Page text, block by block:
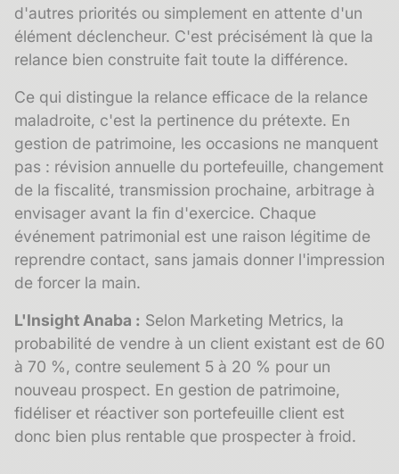
d'autres priorités ou simplement en attente d'un
élément déclencheur. C'est précisément là que la
relance bien construite fait toute la différence.
Ce qui distingue la relance efficace de la relance
maladroite, c'est la pertinence du prétexte. En
gestion de patrimoine, les occasions ne manquent
pas : révision annuelle du portefeuille, changement
de la fiscalité, transmission prochaine, arbitrage à
envisager avant la fin d'exercice. Chaque
événement patrimonial est une raison légitime de
reprendre contact, sans jamais donner l'impression
de forcer la main.
L'Insight Anaba : Selon Marketing Metrics, la
probabilité de vendre à un client existant est de 60
à 70 %, contre seulement 5 à 20 % pour un
nouveau prospect. En gestion de patrimoine,
fidéliser et réactiver son portefeuille client est
donc bien plus rentable que prospecter à froid.